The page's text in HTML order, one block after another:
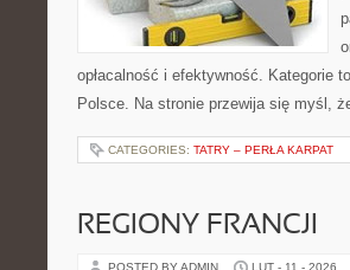
opłacalność i efektywność. Kategorie
Polsce. Na stronie przewija się myśl,
CATEGORIES: TATRY – PERŁA KARPAT
REGIONY FRANCJI
POSTED BY ADMIN LUT - 11 - 2026